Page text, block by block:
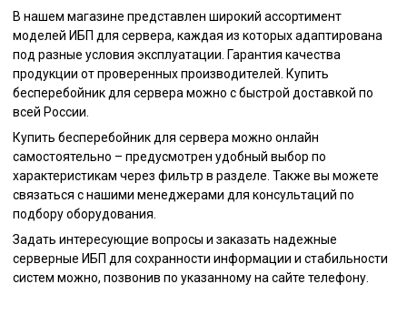
В нашем магазине представлен широкий ассортимент
моделей ИБП для сервера, каждая из которых адаптирована
под разные условия эксплуатации. Гарантия качества
продукции от проверенных производителей. Купить
бесперебойник для сервера можно с быстрой доставкой по
всей России.
Купить бесперебойник для сервера можно онлайн
самостоятельно – предусмотрен удобный выбор по
характеристикам через фильтр в разделе. Также вы можете
связаться с нашими менеджерами для консультаций по
подбору оборудования.
Задать интересующие вопросы и заказать надежные
серверные ИБП для сохранности информации и стабильности
систем можно, позвонив по указанному на сайте телефону.